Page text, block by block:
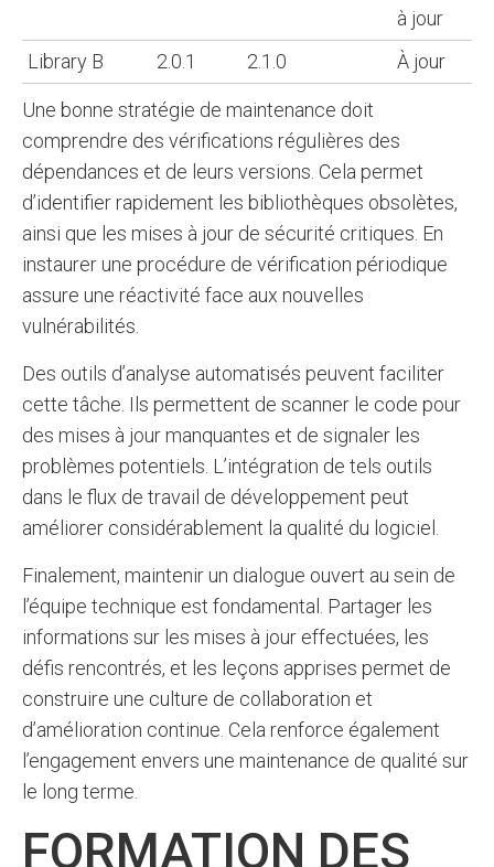
à jour
Library B
2.0.1 2.1.0 À jour
Une bonne stratégie de maintenance doit
comprendre des vérifications régulières des
dépendances et de leurs versions. Cela permet
d’identifier rapidement les bibliothèques obsolètes,
ainsi que les mises à jour de sécurité critiques. En
instaurer une procédure de vérification périodique
assure une réactivité face aux nouvelles
vulnérabilités.
Des outils d’analyse automatisés peuvent faciliter
cette tâche. Ils permettent de scanner le code pour
des mises à jour manquantes et de signaler les
problèmes potentiels. L’intégration de tels outils
dans le flux de travail de développement peut
améliorer considérablement la qualité du logiciel.
Finalement, maintenir un dialogue ouvert au sein de
l’équipe technique est fondamental. Partager les
informations sur les mises à jour effectuées, les
défis rencontrés, et les leçons apprises permet de
construire une culture de collaboration et
d’amélioration continue. Cela renforce également
l’engagement envers une maintenance de qualité sur
le long terme.
FORMATION DES